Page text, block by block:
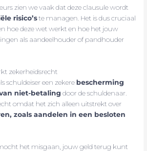
zien we vaak dat deze clausule wordt
risico’ste managen. Het is dus cruciaal
hoe deze wet werkt en hoe het jouw
als aandeelhouder of pandhouder
zekerheidsrecht
schuldeiser een zekere bescherming
niet-betaling door de schuldenaar.
omdat het zich alleen uitstrekt over
zoals aandelen in een besloten
het misgaan, jouw geld terug kunt